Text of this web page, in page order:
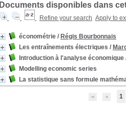
Documents disponibles dans
Refine your search Apply to
économétrie / Régis Bourbonnais
Les entraînements électriques /
Introduction à l'analyse économique
Modelling economic series
La statistique sans formule
1